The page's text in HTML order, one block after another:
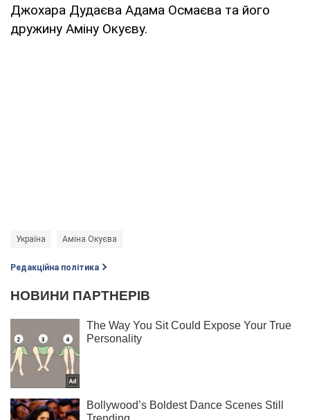
Джохара Дудаєва Адама Осмаєва та його
дружину Аміну Окуєву.
Україна Аміна Окуєва
Редакційна політика